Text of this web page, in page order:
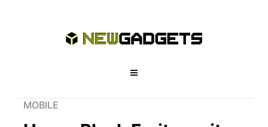
MOBILE